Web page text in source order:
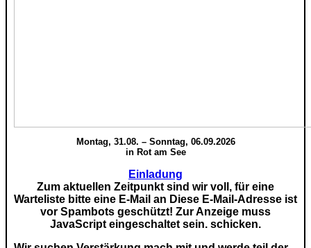
Montag, 31.08. – Sonntag, 06.09.2026
in Rot am See
Einladung
Zum aktuellen Zeitpunkt sind wir voll, für eine
Warteliste bitte eine E-Mail an Diese E-Mail-Adresse ist
vor Spambots geschützt! Zur Anzeige muss
JavaScript eingeschaltet sein. schicken.